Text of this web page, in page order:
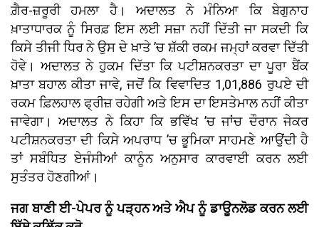
ਗ਼ੈਰ-ਜ਼ਰੂਰੀ ਹਮਲਾ ਹੈ। ਅਦਾਲਤ ਨੇ ਮੰਨਿਆ ਕਿ ਬੇਗੁਨਾਹ
ਖ਼ਾਤਾਧਾਰਕ ਨੂੰ ਸਿਰਫ਼ ਇਸ ਲਈ ਸਜ਼ਾ ਨਹੀਂ ਦਿੱਤੀ ਜਾ ਸਕਦੀ ਕਿ
ਕਿਸੇ ਤੀਜੀ ਧਿਰ ਨੇ ਉਸ ਦੇ ਖ਼ਾਤੇ ’ਚ ਸ਼ੱਕੀ ਰਕਮ ਜਮ੍ਹਾਂ ਕਰਵਾ ਦਿੱਤੀ
ਹੋਵੇ। ਅਦਾਲਤ ਨੇ ਹੁਕਮ ਦਿੱਤਾ ਕਿ ਪਟੀਸ਼ਨਕਰਤਾ ਦਾ ਪੂਰਾ ਬੈਂਕ
ਖ਼ਾਤਾ ਬਹਾਲ ਕੀਤਾ ਜਾਵੇ, ਜਦੋਂ ਕਿ ਵਿਵਾਦਿਤ 1,01,886 ਰੁਪਏ ਦੀ
ਰਕਮ ਫ਼ਿਲਹਾਲ ਫ੍ਰੀਜ਼ ਰਹੇਗੀ ਅਤੇ ਇਸ ਦਾ ਇਸਤੇਮਾਲ ਨਹੀਂ ਕੀਤਾ
ਜਾਵੇਗਾ। ਅਦਾਲਤ ਨੇ ਕਿਹਾ ਕਿ ਭਵਿੱਖ ’ਚ ਜਾਂਚ ਦੌਰਾਨ ਜੇਕਰ
ਪਟੀਸ਼ਨਕਰਤਾ ਦੀ ਕਿਸੇ ਅਪਰਾਧ ’ਚ ਭੂਮਿਕਾ ਸਾਹਮਣੇ ਆਉਂਦੀ ਹੈ
ਤਾਂ ਸਬੰਧਿਤ ਏਜੰਸੀਆਂ ਕਾਨੂੰਨ ਅਨੁਸਾਰ ਕਾਰਵਾਈ ਕਰਨ ਲਈ
ਸੁਤੰਤਰ ਹੋਣਗੀਆਂ।
ਜਗ ਬਾਣੀ ਈ-ਪੇਪਰ ਨੂੰ ਪੜ੍ਹਨ ਅਤੇ ਐਪ ਨੂੰ ਡਾਊਨਲੋਡ ਕਰਨ ਲਈ